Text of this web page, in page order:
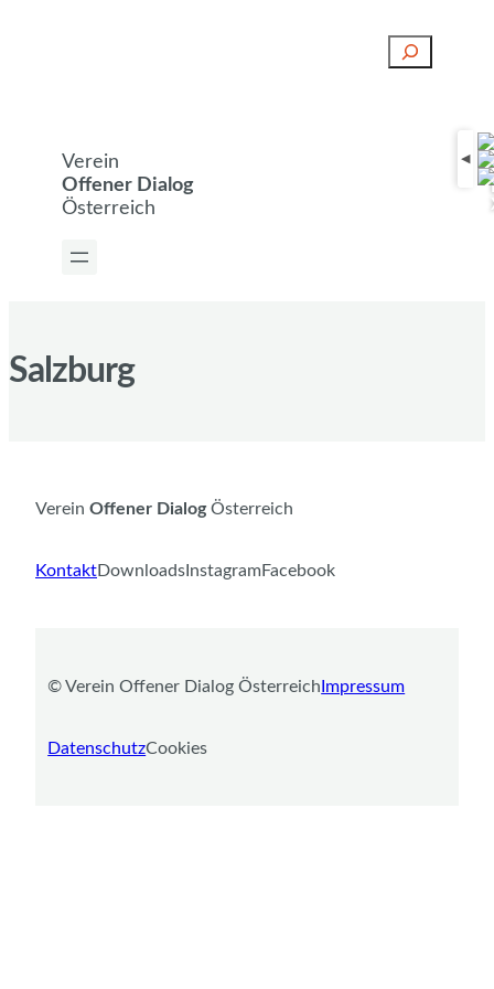
u
Verein
Offener Dialog
Österreich
Salzburg
Verein Offener DialogÖsterreich
KontaktDownloads Instagram Facebook
©️ Verein Offener Dialog ÖsterreichImpressum
DatenschutzCookies